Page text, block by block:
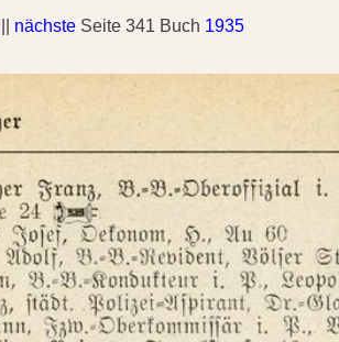
nächste Seite 341 Buch 1935